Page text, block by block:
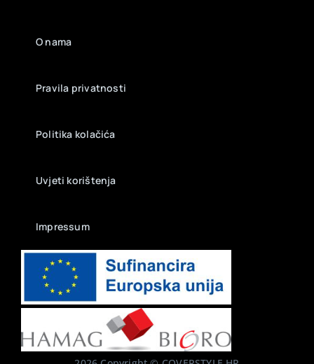
O nama
Pravila privatnosti
Politika kolačića
Uvjeti korištenja
Impressum